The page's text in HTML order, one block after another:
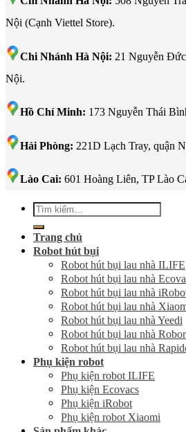
Nội (Cạnh Viettel Store).
Chi Nhánh Hà Nội: 21 Nguyễn
Nội.
Hồ Chí Minh: 173 Nguyễn Thái
Hải Phòng: 221D Lạch Tray, quận
Lào Cai: 601 Hoàng Liên, TP Lào
Tìm
Trang chủ
Robot hút bụi
Robot hút bụi lau nhà ILIFE
Robot hút bụi lau nhà
Robot hút bụi lau nhà
Robot hút bụi lau nhà
Robot hút bụi lau nhà Yeedi
Robot hút bụi lau nhà
Robot hút bụi lau nhà
Phụ kiện robot
Phụ kiện robot ILIFE
Phụ kiện Ecovacs
Phụ kiện iRobot
Phụ kiện robot Xiaomi